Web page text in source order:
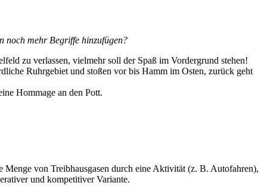
noch mehr Begriffe hinzufügen?
zu verlassen, vielmehr soll der Spaß im Vordergrund stehen!
Ruhrgebiet und stoßen vor bis Hamm im Osten, zurück geht
Hommage an den Pott.
von Treibhausgasen durch eine Aktivität (z. B. Autofahren),
und kompetitiver Variante.